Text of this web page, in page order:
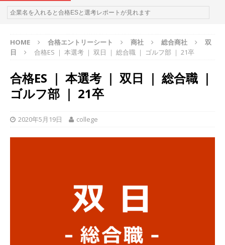
攻略セミナー ｜ 予約フォーム
お勧めイベン
[ 2026年6月13日 ] ≪ 27卒 ≫アスキヤリ個人相
[ 2026年5月17日 ] ≪ 2027卒 ≫ 今すぐ受けられ
る優良企業一覧（27社）
メーカー ｜ 9期連続の最高益・11期連続の10%
以上営業増益を達成 ｜ プライム上場 ｜ カプコン
体育会積極採用企業
HOME 合格エントリーシート 商社 総合商社
双
日
合格ES ｜ 本選考 ｜ 双日 ｜ 総合職 ｜ ゴルフ部 ｜ 21卒
合格ES ｜ 本選考 ｜ 双日 ｜ 総合職 ｜
ゴルフ部 ｜ 21卒
2020年5月19日 college